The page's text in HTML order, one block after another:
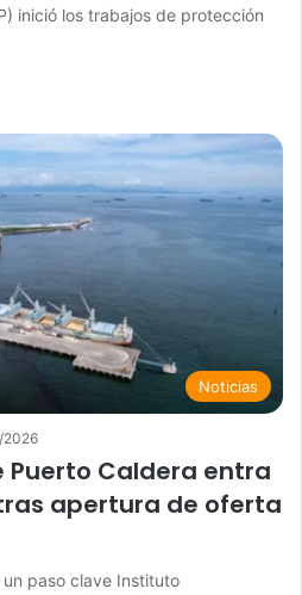
inició los trabajos de protección
Noticias
2026
Puerto Caldera entra
apertura de oferta
paso clave Instituto